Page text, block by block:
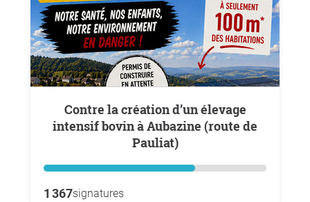
Contre la création d’un élevage
intensif bovin à Aubazine (route de
Pauliat)
1 367signatures